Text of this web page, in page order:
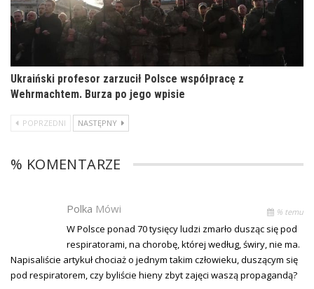
Ukraiński profesor zarzucił Polsce współpracę z
Wehrmachtem. Burza po jego wpisie
POPRZEDNI NASTĘPNY
% KOMENTARZE
Polka Mówi % temu
W Polsce ponad 70 tysięcy ludzi zmarło dusząc się pod
respiratorami, na chorobę, której według, świry, nie ma.
Napisaliście artykuł chociaż o jednym takim człowieku, duszącym się
pod respiratorem, czy byliście hieny zbyt zajęci waszą propagandą?